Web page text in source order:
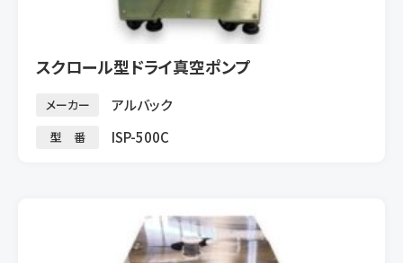
スクロール型ドライ真空ポンプ
メーカー アルバック
型 番 ISP-500C